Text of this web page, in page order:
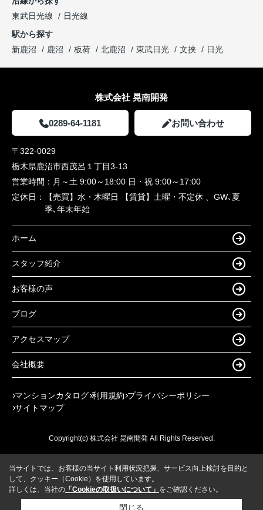
東武日光線
日光線
駅から探す
新鹿沼
鹿沼 板荷 北鹿沼 東武日光 文挟 日光
株式会社 晃南開発
0289-64-1181 お問い合わせ
〒322-0029
栃木県鹿沼市西茂呂１丁目3-13
営業時間： 月～土 9:00～18:00 日・祝 9:00～17:00
定休日：
【売買】水・木曜日 【賃貸】土曜・不定休 、GW､夏
季､年末年始
ホーム
スタッフ紹介
お客様の声
ブログ
アクセスマップ
会社概要
マンションカタログ 利用規約 プライバシーポリシー
サイトマップ
Copyright(c) 株式会社 晃南開発 All Rights Reserved.
当サイトでは、お客様の当サイト利用状況把握、サービス向上検討を目的と
して、クッキー（Cookie）を使用しています。
詳しくは、当社の 「Cookieの取扱いについて」 をご確認ください。
閉じる